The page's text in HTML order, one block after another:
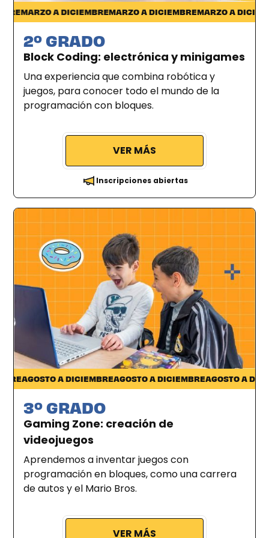
Ciudad de la Costa
MARZO A DICIEMBREMARZO A DICIEMBREMARZO A
2º GRADO
Block Coding: electrónica y minigames
Una experiencia que combina robótica y
juegos, para conocer todo el mundo de la
programación con bloques.
VER MÁS
Inscripciones abiertas
Pocitos
AGOSTO A DICIEMBREAGOSTO A DICIEMBREAGOSTO A
3º GRADO
Gaming Zone: creación de
videojuegos
Aprendemos a inventar juegos con
programación en bloques, como una carrera
de autos y el Mario Bros.
VER MÁS